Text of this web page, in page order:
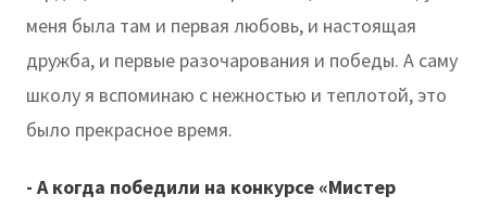
меня была там и первая любовь, и настоящая
дружба, и первые разочарования и победы. А саму
школу я вспоминаю с нежностью и теплотой, это
было прекрасное время.
- А когда победили на конкурсе «Мистер